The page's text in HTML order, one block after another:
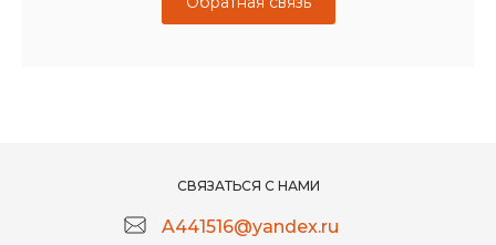
СВЯЗАТЬСЯ С НАМИ
A441516@yandex.ru